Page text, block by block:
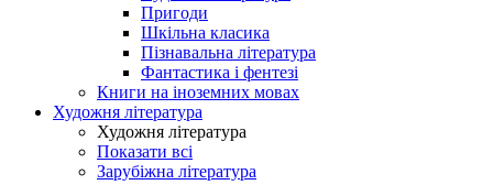
Пригоди
Шкільна класика
Пізнавальна література
Фантастика і фентезі
Книги на іноземних мовах
Художня література
Художня література
Показати всі
Зарубіжна література